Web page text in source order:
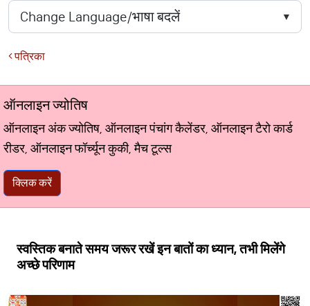
पत्रिका
ऑनलाइन ज्योतिष
ऑनलाइन अंक ज्योतिष, ऑनलाइन पंचांग कैलेंडर, ऑनलाइन टैरो कार्ड
रीडर, ऑनलाइन फॉर्च्यून कुकी, मैच टूल्स
क्लिक करें
स्वस्तिक बनाते समय जरूर रखें इन बातों का ध्यान, तभी मिलेंगे
अच्छे परिणाम